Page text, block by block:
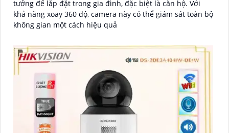
tưởng để lắp đặt trong gia đình, đặc biệt là căn hộ. Với
khả năng xoay 360 độ, camera này có thể giám sát toàn bộ
không gian một cách hiệu quả